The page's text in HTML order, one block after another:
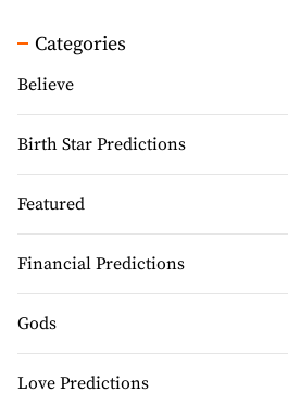
Categories
Believe
Birth Star Predictions
Featured
Financial Predictions
Gods
Love Predictions